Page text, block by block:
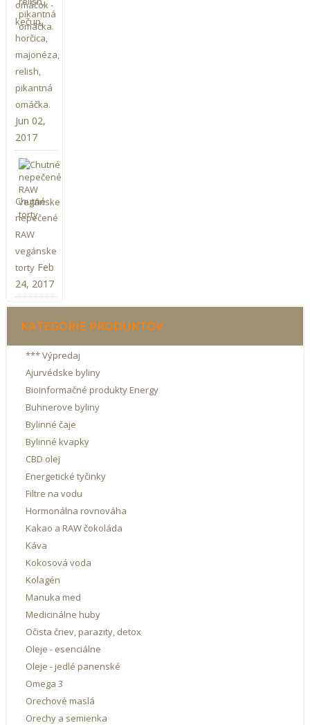
KATEGÓRIE PRODUKTOV
*** Výpredaj
Ajurvédske byliny
Bioinformačné produkty Energy
Buhnerove byliny
Bylinné čaje
Bylinné kvapky
CBD olej
Energetické tyčinky
Filtre na vodu
Hormonálna rovnováha
Kakao a RAW čokoláda
Káva
Kokosová voda
Kolagén
Manuka med
Medicinálne huby
Očista čriev, parazity, detox
Oleje - esenciálne
Oleje - jedlé panenské
Omega 3
Orechové maslá
Orechy a semienka
omáčok -
kečup,
horčica,
majonéza,
relish,
pikantná
omáčka.
Jun 02,
2017
Chutné
nepečené
RAW
vegánske
torty Feb
24, 2017